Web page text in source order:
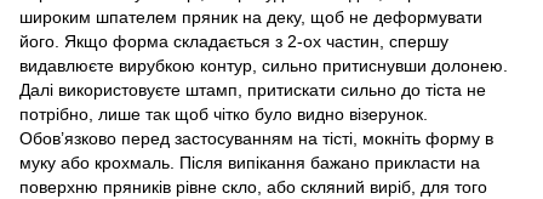
широким шпателем пряник на деку, щоб не деформувати
його. Якщо форма складається з 2-ох частин, спершу
видавлюєте вирубкою контур, сильно притиснувши долонею.
Далі використовуєте штамп, притискати сильно до тіста не
потрібно, лише так щоб чітко було видно візерунок.
Обов’язково перед застосуванням на тісті, мокніть форму в
муку або крохмаль. Після випікання бажано прикласти на
поверхню пряників рівне скло, або скляний виріб, для того